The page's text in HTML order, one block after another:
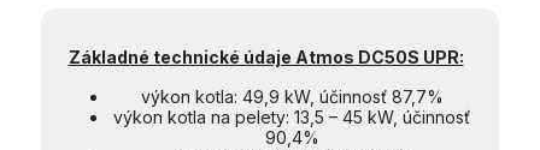
Základné technické údaje Atmos DC50S UPR:
výkon kotla: 49,9 kW, účinnosť 87,7%
výkon kotla na pelety: 13,5 – 45 kW, účinnosť
90,4%